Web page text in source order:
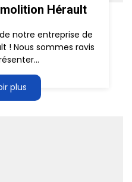
Hérault
notre entreprise de
! Nous sommes ravis
plus